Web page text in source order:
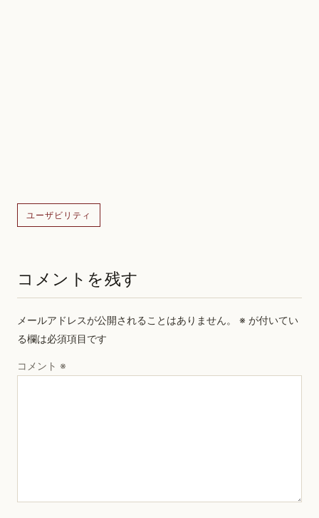
ユーザビリティ
コメントを残す
メールアドレスが公開されることはありません。 ※ が付いてい
る欄は必須項目です
コメント ※